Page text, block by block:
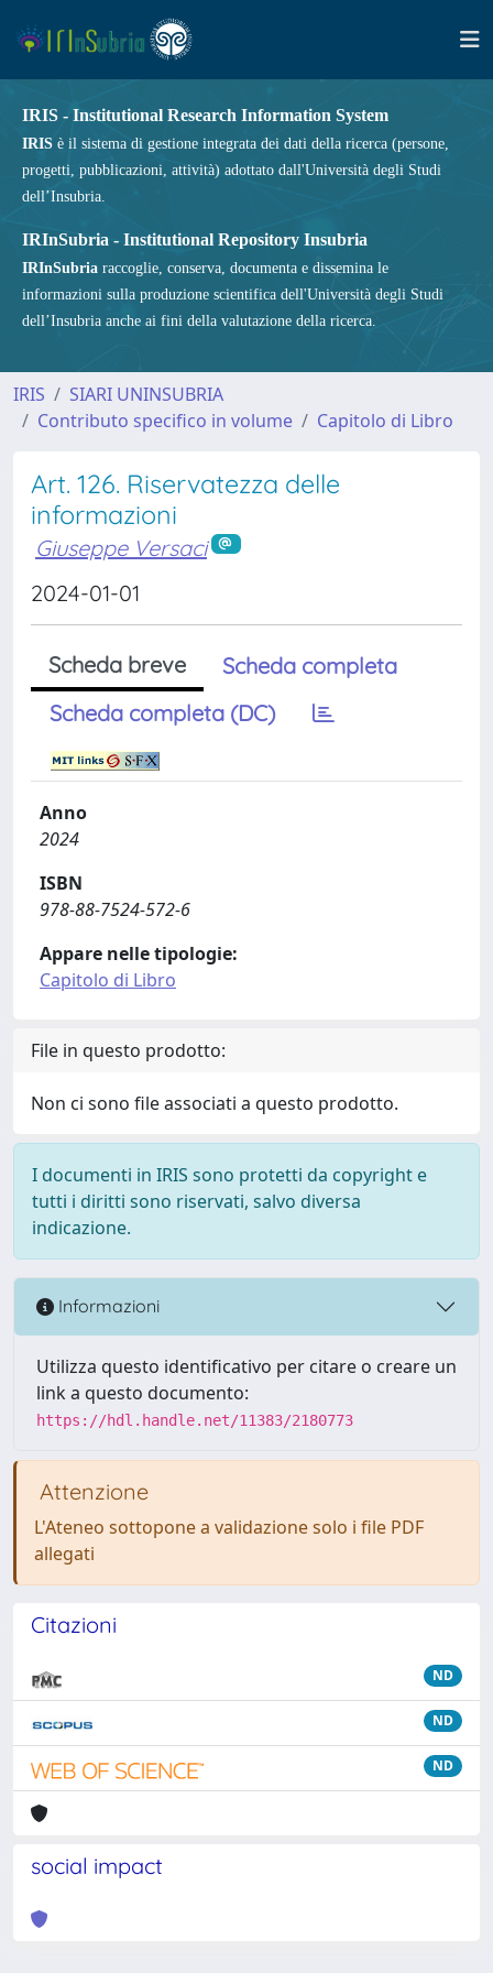
IRIS - Institutional Research Information System
IRIS è il sistema di gestione integrata dei dati della ricerca (persone,
progetti, pubblicazioni, attività) adottato dall'Università degli Studi
dell’Insubria.
IRInSubria - Institutional Repository Insubria
IRInSubria raccoglie, conserva, documenta e dissemina le
informazioni sulla produzione scientifica dell'Università degli Studi
dell’Insubria anche ai fini della valutazione della ricerca.
IRIS
SIARI UNINSUBRIA
Contributo specifico in volume
Capitolo di Libro
Art. 126. Riservatezza delle
informazioni
Giuseppe Versaci
2024-01-01
Scheda breve
Scheda completa
Scheda completa (DC)
Anno
2024
ISBN
978-88-7524-572-6
Appare nelle tipologie:
Capitolo di Libro
File in questo prodotto:
Non ci sono file associati a questo prodotto.
I documenti in IRIS sono protetti da copyright e
tutti i diritti sono riservati, salvo diversa
indicazione.
Informazioni
Utilizza questo identificativo per citare o creare un
link a questo documento:
https://hdl.handle.net/11383/2180773
Attenzione
L'Ateneo sottopone a validazione solo i file PDF
allegati
Citazioni
ND
ND
ND
social impact